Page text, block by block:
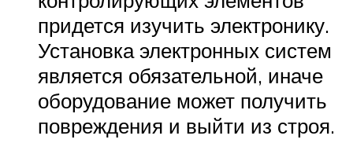
придется изучить электронику.
Установка электронных систем
является обязательной, иначе
оборудование может получить
повреждения и выйти из строя.